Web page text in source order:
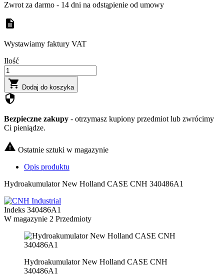
Zwrot za darmo - 14 dni na odstąpienie od umowy
description
Wystawiamy faktury VAT
Ilość
 Dodaj do koszyka
security
Bezpieczne zakupy - otrzymasz kupiony przedmiot lub zwrócimy
Ci pieniądze.
 Ostatnie sztuki w magazynie
Opis produktu
Hydroakumulator New Holland CASE CNH 340486A1
Indeks 340486A1
W magazynie 2 Przedmioty
Hydroakumulator New Holland CASE CNH
340486A1